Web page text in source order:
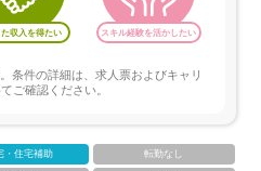
収入を得たい スキル経験を活かしたい
条件の詳細は、求人票およびキャリ
ご確認ください。
・住宅補助 転勤なし